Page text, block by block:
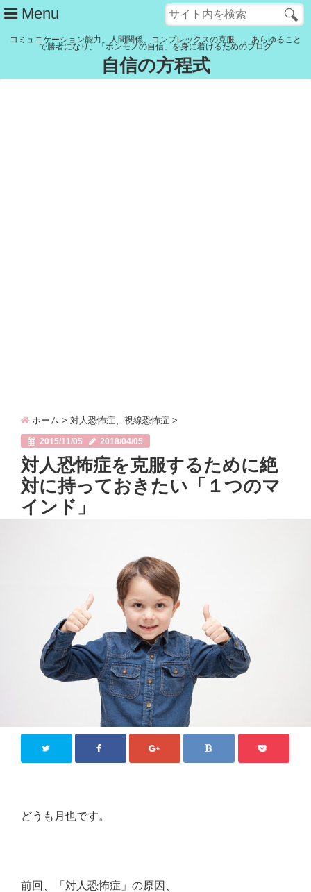
Menu
管理人紹介
コミュニケーション能力、人間関係、コンプレックスの克服…。あらゆること
で勝者になり、「ホンモノの自信」を身に着けるためのブログ
自信の方程式
ホーム > 対人恐怖症、視線恐怖症 >
2015/11/05 2018/04/05
対人恐怖症を克服するために絶
対に持っておきたい「１つのマ
インド」
どうも月也です。
前回、「対人恐怖症」の原因、